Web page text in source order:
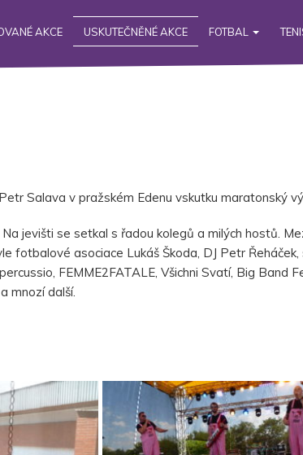
AKCE USKUTEČNĚNÉ AKCE FOTBAL
Salava v pražském Edenu vskutku maratonský
jevišti se setkal s řadou kolegů a milých hostů.
fotbalové asociace Lukáš Škoda, DJ Petr Řeháček,
FEMME2FATALE, Všichni Svatí, Big Band
mnozí další.